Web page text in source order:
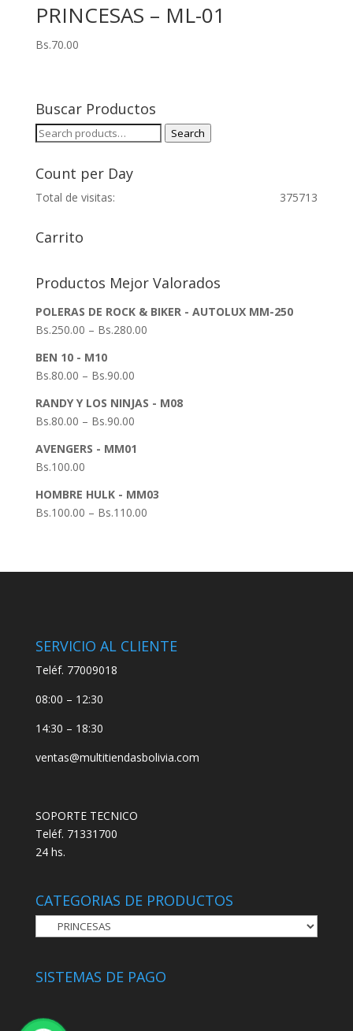
PRINCESAS – ML-01
Bs.70.00
Buscar Productos
Search
Search
Count per Day
375713
Total de visitas:
Carrito
Productos Mejor Valorados
POLERAS DE ROCK & BIKER - AUTOLUX MM-250
Bs.250.00 – Bs.280.00
BEN 10 - M10
Bs.80.00 – Bs.90.00
RANDY Y LOS NINJAS - M08
Bs.80.00 – Bs.90.00
AVENGERS - MM01
Bs.100.00
HOMBRE HULK - MM03
Bs.100.00 – Bs.110.00
SERVICIO AL CLIENTE
Teléf. 77009018
08:00 – 12:30
14:30 – 18:30
ventas@multitiendasbolivia.com
SOPORTE TECNICO
Teléf. 71331700
24 hs.
CATEGORIAS DE PRODUCTOS
SISTEMAS DE PAGO